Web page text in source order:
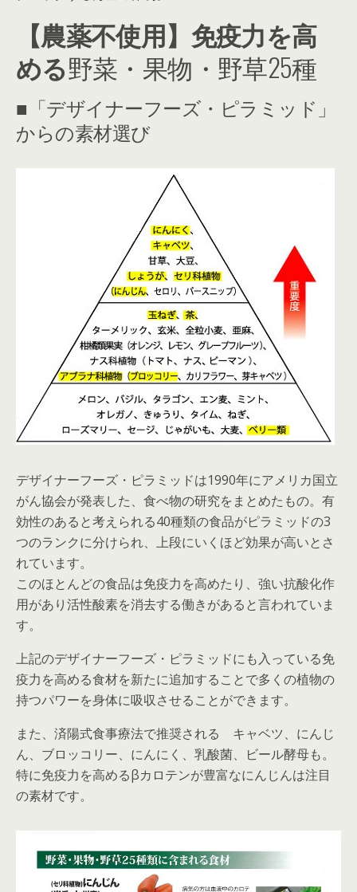
【農薬不使用】免疫力を高
める野菜・果物・野草25種
■「デザイナーフーズ・ピラミッド」
からの素材選び
デザイナーフーズ・ピラミッドは1990年にアメリカ国立
がん協会が発表した、食べ物の研究をまとめたもの。有
効性のあると考えられる40種類の食品がピラミッドの3
つのランクに分けられ、上段にいくほど効果が高いとさ
れています。
このほとんどの食品は免疫力を高めたり、強い抗酸化作
用があり活性酸素を消去する働きがあると言われていま
す。
上記のデザイナーフーズ・ピラミッドにも入っている免
疫力を高める食材を新たに追加することで多くの植物の
持つパワーを身体に吸収させることができます。
また、済陽式食事療法で推奨される キャベツ、にんじ
ん、ブロッコリー、にんにく、乳酸菌、ビール酵母も。
特に免疫力を高めるβカロテンが豊富なにんじんは注目
の素材です。